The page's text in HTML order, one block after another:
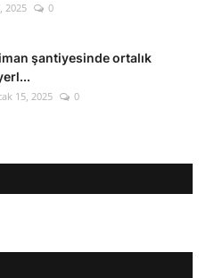
2025 0
şantiyesinde ortalık
15, 2025 0